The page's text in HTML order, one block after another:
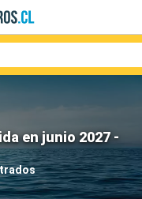
en junio 2027 -